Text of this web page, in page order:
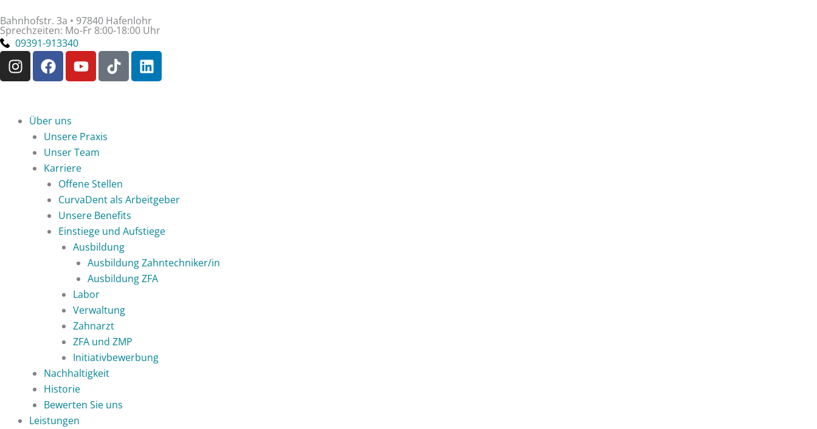
Inhalt
springen
Bahnhofstr. 3a • 97840 Hafenlohr
Sprechzeiten: Mo-Fr 8:00-18:00 Uhr
09391-913340
I
n
s
a
F
a
c
b
o
o
k
Y
o
u
b
e
T
i
k
L
i
n
Über uns
Unsere Praxis
Unser Team
Karriere
Offene Stellen
CurvaDent als Arbeitgeber
Unsere Benefits
Einstiege und Aufstiege
Ausbildung
Ausbildung Zahntechniker/in
Ausbildung ZFA
Labor
Verwaltung
Zahnarzt
ZFA und ZMP
Initiativbewerbung
Nachhaltigkeit
Historie
Bewerten Sie uns
Leistungen